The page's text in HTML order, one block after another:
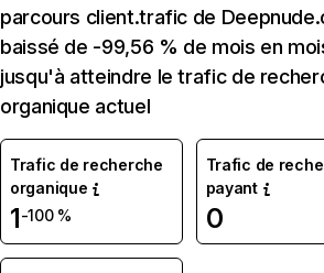
parcours client.trafic de
baissé de -99,56 % de mois en
jusqu'à atteindre le trafic de
organique actuel
Trafic de recherche
organique
1-100 %
Trafic de
payant
0